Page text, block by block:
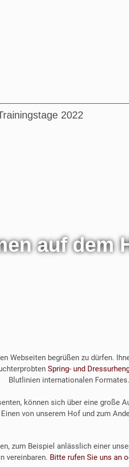
2022
auf dem
Webseiten begrüßen zu dürfen.
Spring- und
Blutlinien internationalen Formates.
können sich über eine große
von unserem Hof und zum
zum Beispiel anlässlich einer
vereinbaren. Bitte rufen Sie uns an